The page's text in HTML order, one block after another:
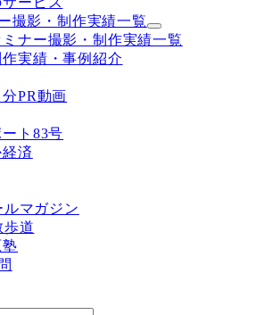
撮影・制作実績一覧
ナー撮影・制作実績一覧
実績・事例紹介
PR動画
ト83号
済
ルマガジン
歩道